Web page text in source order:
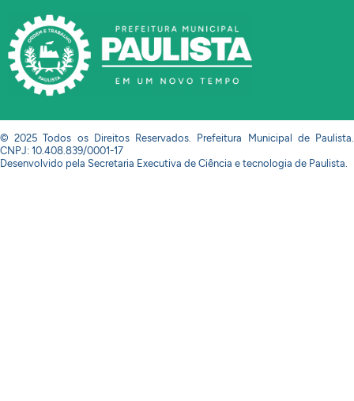
© 2025 Todos os Direitos Reservados. Prefeitura Municipal de Paulista.
CNPJ: 10.408.839/0001-17
Desenvolvido pela Secretaria Executiva de Ciência e tecnologia de Paulista.